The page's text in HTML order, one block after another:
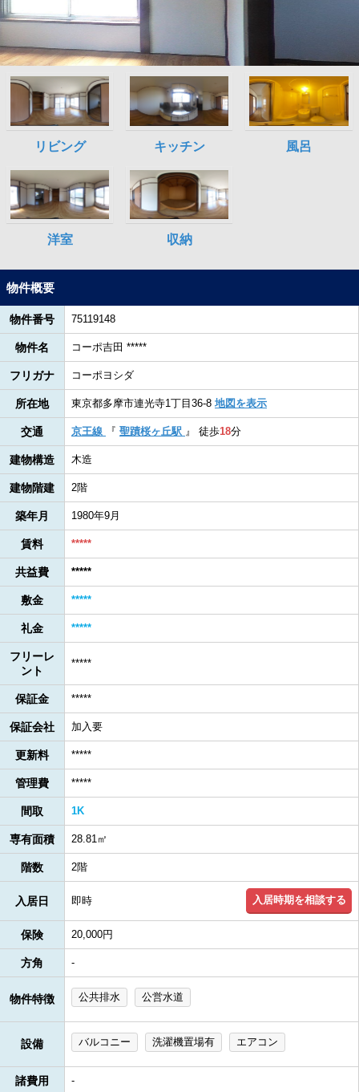
物件概要
物件番号 75119148
物件名 コーポ吉田 *****
フリガナ コーポヨシダ
所在地 東京都多摩市連光寺1丁目36-8 地図を表示
交通 京王線 『 聖蹟桜ヶ丘駅 』 徒歩18分
建物構造 木造
建物階建 2階
築年月 1980年9月
賃料 *****
共益費 *****
敷金 *****
礼金 *****
フリーレ
ント
*****
保証金 *****
保証会社 加入要
更新料 *****
管理費 *****
間取 1K
専有面積 28.81㎡
階数 2階
入居日 即時 入居時期を相談する
保険 20,000円
方角 -
物件特徴 公共排水 公営水道
設備 バルコニー 洗濯機置場有 エアコン
諸費用 -